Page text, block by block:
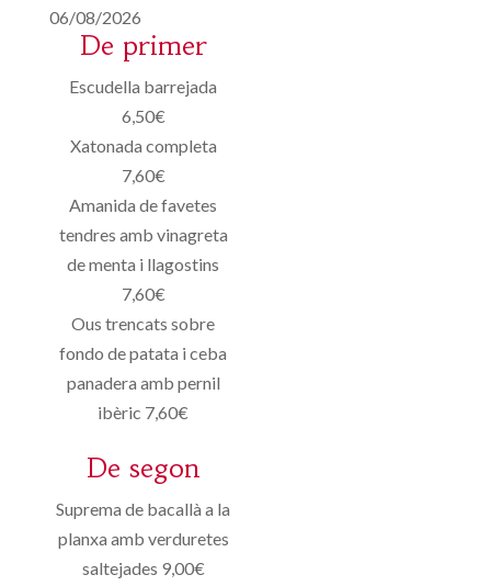
06/08/2026
De primer
Escudella barrejada
6,50€
Xatonada completa
7,60€
Amanida de favetes
tendres amb vinagreta
de menta i llagostins
7,60€
Ous trencats sobre
fondo de patata i ceba
panadera amb pernil
ibèric 7,60€
De segon
Suprema de bacallà a la
planxa amb verduretes
saltejades 9,00€